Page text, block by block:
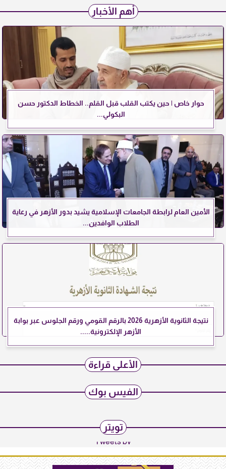
أهم الأخبار
حوار خاص | حين يكتب القلب قبل القلم.. الخطاط الدكتور حسن
البكولي...
الأمين العام لرابطة الجامعات الإسلامية يشيد بدور الأزهر في رعاية
الطلاب الوافدين...
نتيجة الثانوية الأزهرية 2026 بالرقم القومي ورقم الجلوس عبر بوابة
الأزهر الإلكترونية.....
الأعلى قراءة
الفيس بوك
تويتر
Tweets by